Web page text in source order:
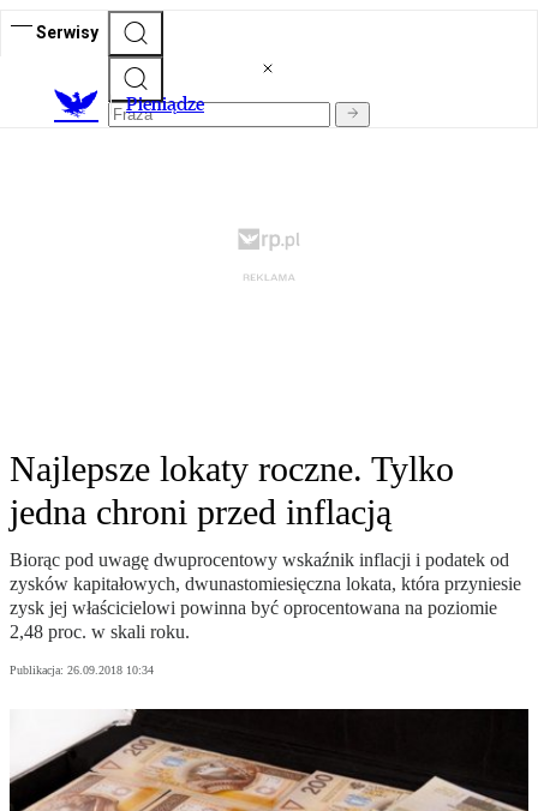
Serwisy
Pieniądze
Najlepsze lokaty roczne. Tylko
jedna chroni przed inflacją
Biorąc pod uwagę dwuprocentowy wskaźnik inflacji i podatek od
zysków kapitałowych, dwunastomiesięczna lokata, która przyniesie
zysk jej właścicielowi powinna być oprocentowana na poziomie
2,48 proc. w skali roku.
Publikacja: 26.09.2018 10:34